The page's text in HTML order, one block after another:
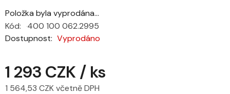
Položka byla vyprodána…
Dostupnost Vyprodáno
Kód: 400 100 062.2995
1 293 CZK / ks
1 564,53 CZK včetně DPH